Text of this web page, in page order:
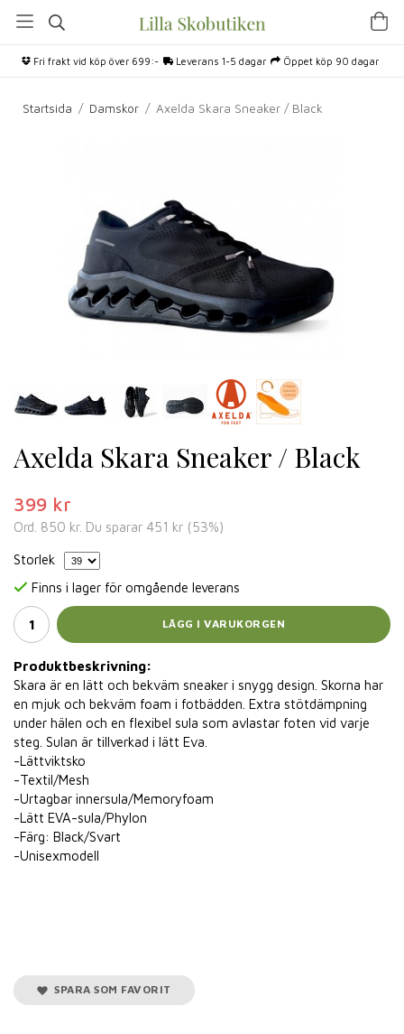
Fri frakt vid köp över 699:- Leverans 1-5 dagar Öppet köp 90 dagar
Startsida / Damskor / Axelda Skara Sneaker / Black
Axelda Skara Sneaker / Black
399 kr
Ord. 850 kr. Du sparar 451 kr (53%)
Storlek
Finns i lager för omgående leverans
LÄGG I VARUKORGEN
Produktbeskrivning:
Skara är en lätt och bekväm sneaker i snygg design. Skorna har
en mjuk och bekväm foam i fotbädden. Extra stötdämpning
under hälen och en flexibel sula som avlastar foten vid varje
steg. Sulan är tillverkad i lätt Eva.
-Lättviktsko
-Textil/Mesh
-Urtagbar innersula/Memoryfoam
-Lätt EVA-sula/Phylon
-Färg: Black/Svart
-Unisexmodell
SPARA SOM FAVORIT